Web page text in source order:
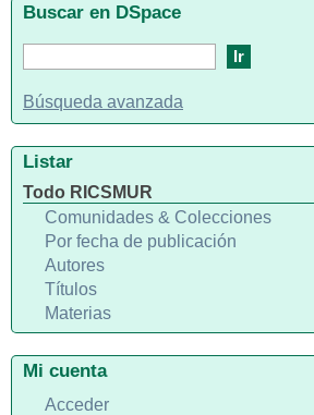
Buscar en DSpace
Búsqueda avanzada
Listar
Todo RICSMUR
Comunidades & Colecciones
Por fecha de publicación
Autores
Títulos
Materias
Mi cuenta
Acceder